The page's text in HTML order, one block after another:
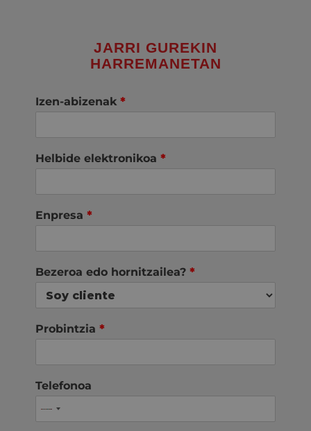
JARRI GUREKIN
HARREMANETAN
Izen-abizenak *
Helbide elektronikoa *
Enpresa *
Bezeroa edo hornitzailea? *
Probintzia *
Telefonoa